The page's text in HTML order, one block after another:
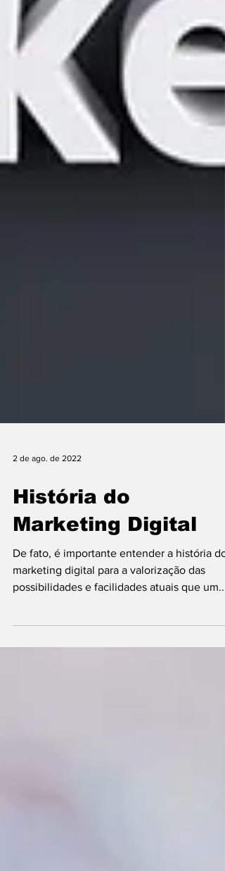
História do
Marketing Digital
De fato, é importante entender a história do
marketing digital para a valorização das